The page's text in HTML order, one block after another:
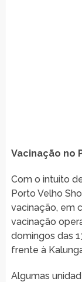
Vacinação no
Com o intuito
Porto Velho
vacinação, em
vacinação
domingos das
frente à
Algumas